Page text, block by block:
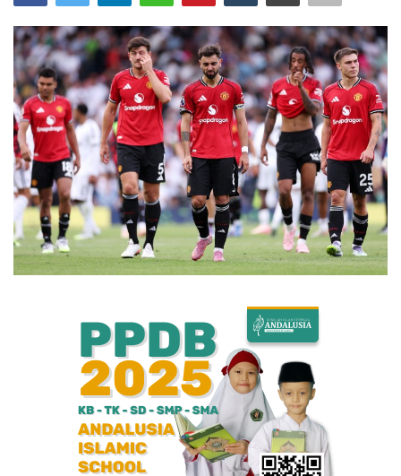
Bisnis
Internasional
Al-Qur'an Online
Lifestyle
Olahraga
Catatan Tarbiyah